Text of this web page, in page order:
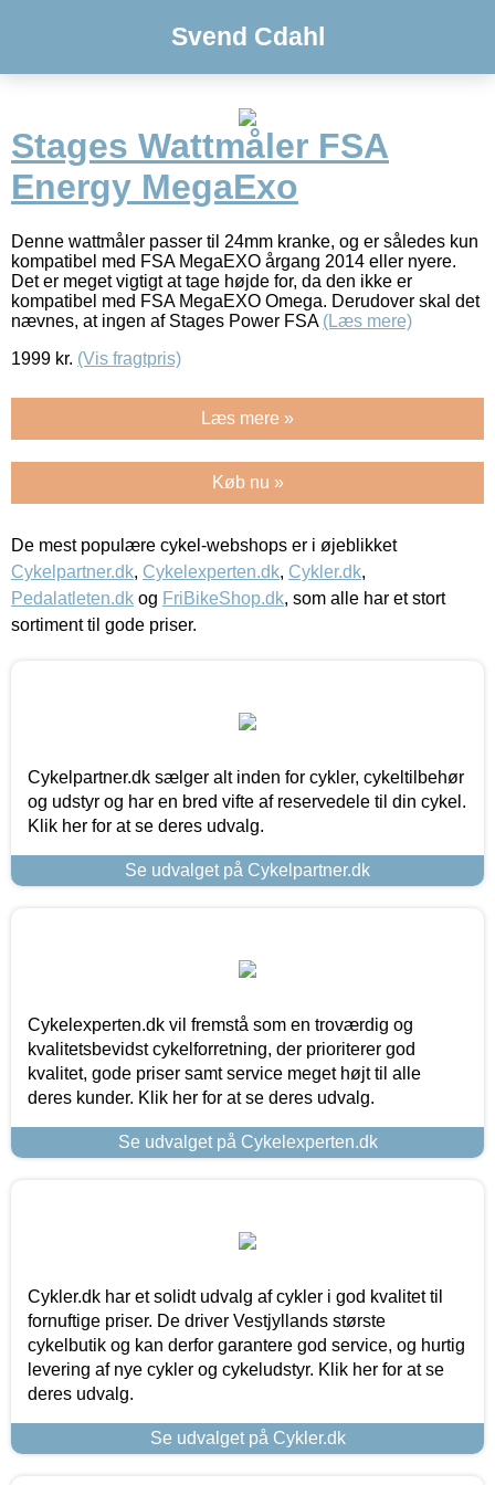
Svend Cdahl
Stages Wattmåler FSA
Energy MegaExo
Denne wattmåler passer til 24mm kranke, og er således kun
kompatibel med FSA MegaEXO årgang 2014 eller nyere.
Det er meget vigtigt at tage højde for, da den ikke er
kompatibel med FSA MegaEXO Omega. Derudover skal det
nævnes, at ingen af Stages Power FSA (Læs mere)
1999 kr. (Vis fragtpris)
Læs mere »
Køb nu »
De mest populære cykel-webshops er i øjeblikket
Cykelpartner.dk, Cykelexperten.dk, Cykler.dk,
Pedalatleten.dk og FriBikeShop.dk, som alle har et stort
sortiment til gode priser.
Cykelpartner.dk sælger alt inden for cykler, cykeltilbehør
og udstyr og har en bred vifte af reservedele til din cykel.
Klik her for at se deres udvalg.
Se udvalget på Cykelpartner.dk
Cykelexperten.dk vil fremstå som en troværdig og
kvalitetsbevidst cykelforretning, der prioriterer god
kvalitet, gode priser samt service meget højt til alle
deres kunder. Klik her for at se deres udvalg.
Se udvalget på Cykelexperten.dk
Cykler.dk har et solidt udvalg af cykler i god kvalitet til
fornuftige priser. De driver Vestjyllands største
cykelbutik og kan derfor garantere god service, og hurtig
levering af nye cykler og cykeludstyr. Klik her for at se
deres udvalg.
Se udvalget på Cykler.dk